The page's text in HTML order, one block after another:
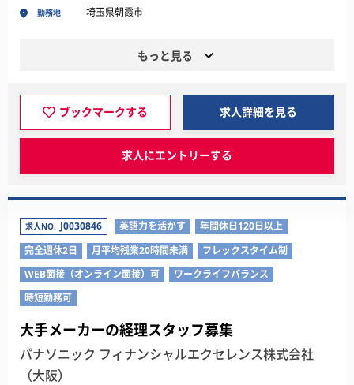
勤務地 埼玉県朝霞市
もっと見る
ブックマークする 求人詳細を見る
求人にエントリーする
求人NO. J0030846 英語力を活かす
年間休日120日以上
完全週休2日
月平均残業20時間未満
フレックスタイム制
WEB面接（オンライン面接）可
ワークライフバランス
時短勤務可
大手メーカーの経理スタッフ募集
パナソニック フィナンシャルエクセレンス株式会社
（大阪）